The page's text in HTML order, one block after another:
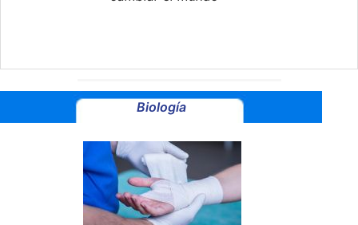
Biología